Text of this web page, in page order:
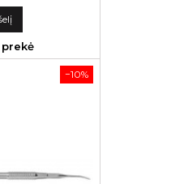
−10%